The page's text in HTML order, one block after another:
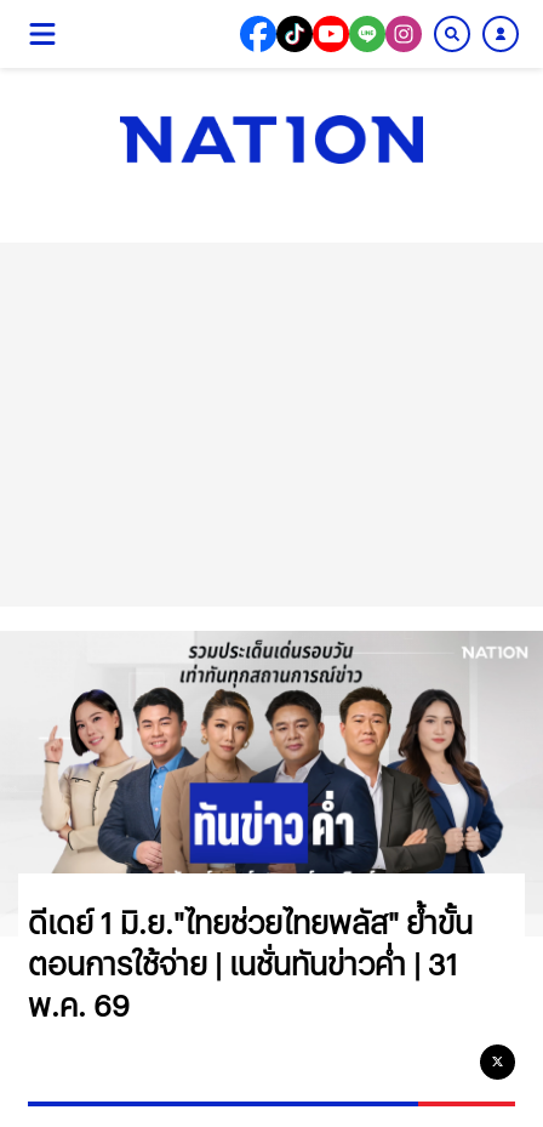
ดีเดย์ 1 มิ.ย."ไทยช่วยไทยพลัส" ย้ำขั้น
ตอนการใช้จ่าย | เนชั่นทันข่าวค่ำ | 31
พ.ค. 69